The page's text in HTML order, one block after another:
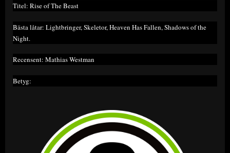
Titel: Rise of The Beast
Bästa låtar: Lightbringer, Skeletor, Heaven Has Fallen, Shadows of the
Night.
Recensent: Mathias Westman
Betyg: